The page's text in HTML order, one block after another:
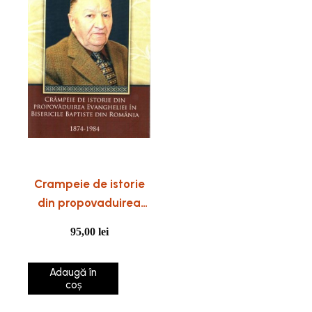
Crampeie de istorie
din propovaduirea
bisericile baptiste din
Romania
95,00 lei
Adaugă în
coș